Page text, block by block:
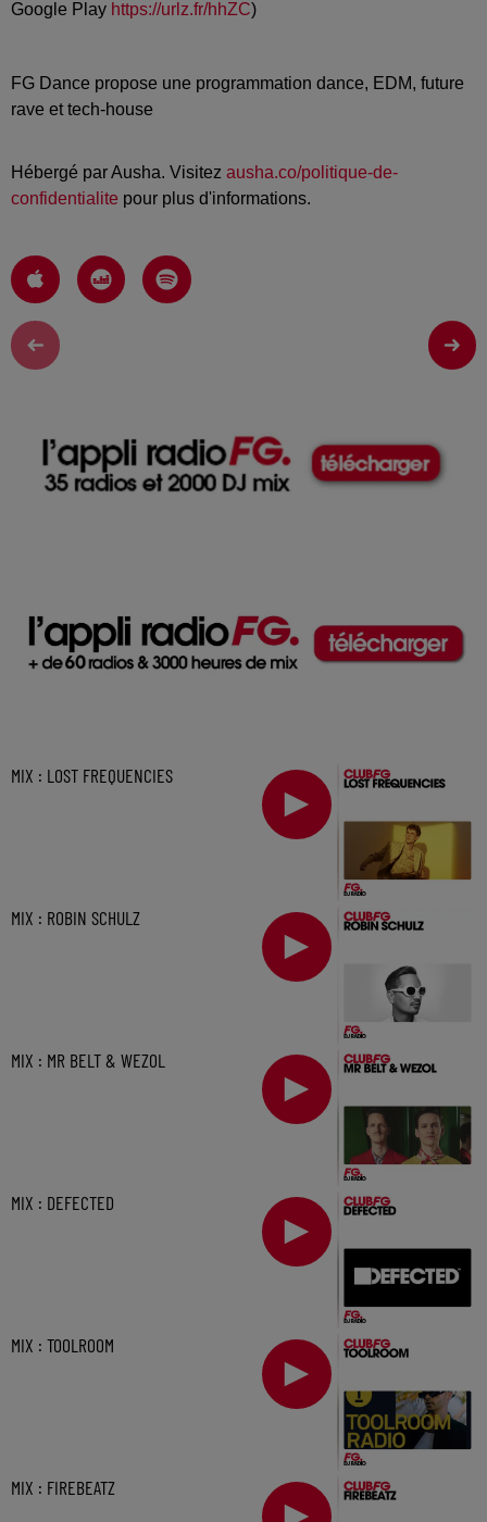
Google Play https://urlz.fr/hhZC)
FG Dance propose une programmation dance, EDM, future
rave et tech-house
Hébergé par Ausha. Visitez ausha.co/politique-de-
confidentialite pour plus d'informations.
MIX : LOST FREQUENCIES
MIX : ROBIN SCHULZ
MIX : MR BELT & WEZOL
MIX : DEFECTED
MIX : TOOLROOM
MIX : FIREBEATZ